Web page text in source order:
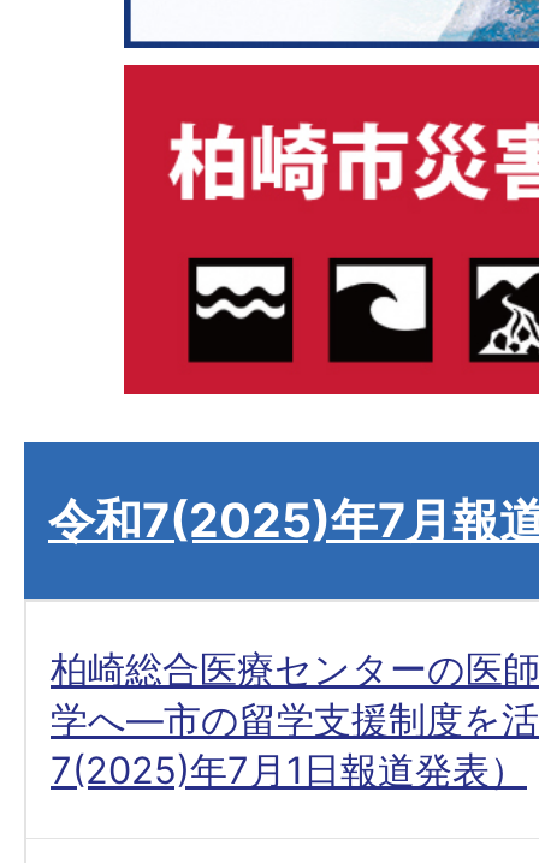
令和7(2025)年7月報
柏崎総合医療センターの医
学へ―市の留学支援制度を
7(2025)年7月1日報道発表）